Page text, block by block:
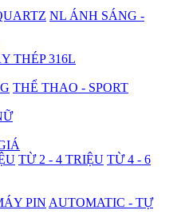
NL ÁNH SÁNG -
THÉP 316L
THỂ THAO - SPORT
TỪ 2 - 4 TRIỆU TỪ 4 - 6
PIN AUTOMATIC - TỰ